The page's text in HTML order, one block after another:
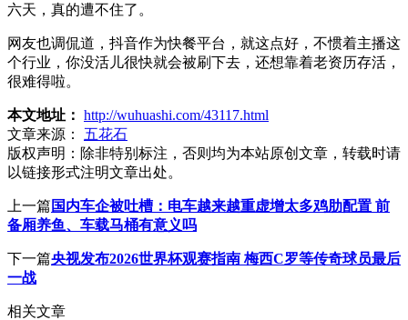
六天，真的遭不住了。
网友也调侃道，抖音作为快餐平台，就这点好，不惯着主播这
个行业，你没活儿很快就会被刷下去，还想靠着老资历存活，
很难得啦。
本文地址： http://wuhuashi.com/43117.html
文章来源：
五花石
版权声明： 除非特别标注，否则均为本站原创文章，转载时请
以链接形式注明文章出处。
上一篇 国内车企被吐槽：电车越来越重虚增太多鸡肋配置 前
备厢养鱼、车载马桶有意义吗
下一篇央视发布2026世界杯观赛指南 梅西C罗等传奇球员最后
一战
相关文章